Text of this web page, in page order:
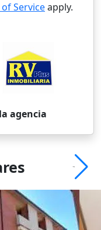
Serviceapply.
agencia